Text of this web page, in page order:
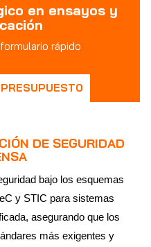
en ensayos y
rápido
DE SEGURIDAD
bajo los esquemas
y STIC para sistemas
asegurando que los
más exigentes y